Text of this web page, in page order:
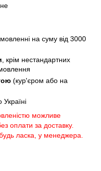
на суму від 3000
, крім нестандартних
(кур'єром або на
Україні
можливе
оплати за доставку.
ласка, у менеджера.